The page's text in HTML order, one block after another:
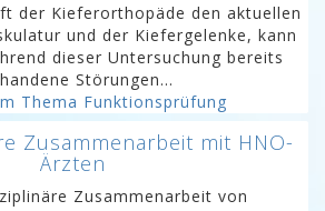
der Kieferorthopäde den aktuellen
und der Kiefergelenke, kann
dieser Untersuchung bereits
Störungen...
Thema Funktionsprüfung
Zusammenarbeit mit HNO-
Ärzten
Zusammenarbeit von